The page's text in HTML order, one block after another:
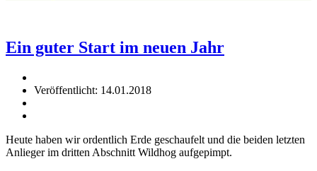
Ein guter Start im neuen Jahr
Veröffentlicht: 14.01.2018
Heute haben wir ordentlich Erde geschaufelt und die beiden letzten
Anlieger im dritten Abschnitt Wildhog aufgepimpt.